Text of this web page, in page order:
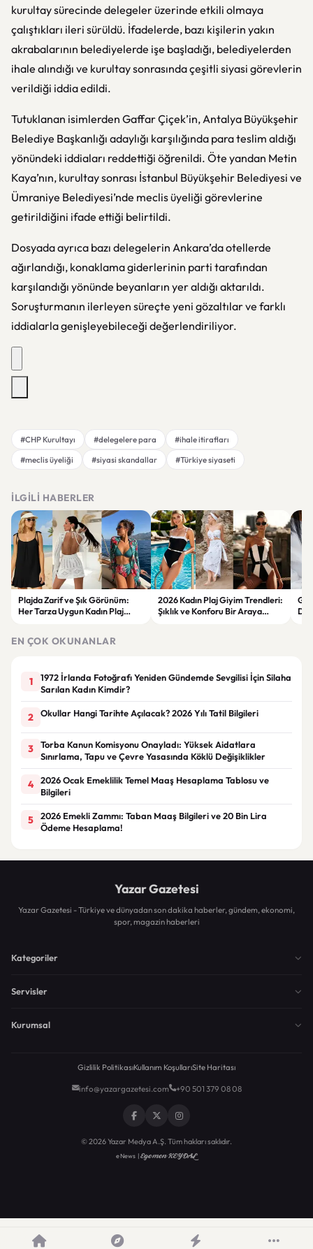
kurultay sürecinde delegeler üzerinde etkili olmaya
çalıştıkları ileri sürüldü. İfadelerde, bazı kişilerin yakın
akrabalarının belediyelerde işe başladığı, belediyelerden
ihale alındığı ve kurultay sonrasında çeşitli siyasi görevlerin
verildiği iddia edildi.
Tutuklanan isimlerden Gaffar Çiçek’in, Antalya Büyükşehir
Belediye Başkanlığı adaylığı karşılığında para teslim aldığı
yönündeki iddiaları reddettiği öğrenildi. Öte yandan Metin
Kaya’nın, kurultay sonrası İstanbul Büyükşehir Belediyesi ve
Ümraniye Belediyesi’nde meclis üyeliği görevlerine
getirildiğini ifade ettiği belirtildi.
Dosyada ayrıca bazı delegelerin Ankara’da otellerde
ağırlandığı, konaklama giderlerinin parti tarafından
karşılandığı yönünde beyanların yer aldığı aktarıldı.
Soruşturmanın ilerleyen süreçte yeni gözaltılar ve farklı
iddialarla genişleyebileceği değerlendiriliyor.
#CHP Kurultayı #delegelere para
#ihale itirafları
#meclis üyeliği
#siyasi skandallar #Türkiye siyaseti
İLGILI HABERLER
Plajda Zarif ve Şık Görünüm:
Her Tarza Uygun Kadın Plaj
2026 Kadın Plaj Giyim Trendleri:
Şıklık ve Konforu Bir Araya
EN ÇOK OKUNANLAR
1
1972 İrlanda Fotoğrafı Yeniden Gündemde Sevgilisi İçin Silaha
Sarılan Kadın Kimdir?
2 Okullar Hangi Tarihte Açılacak? 2026 Yılı Tatil Bilgileri
3
Torba Kanun Komisyonu Onayladı: Yüksek Aidatlara
Sınırlama, Tapu ve Çevre Yasasında Köklü Değişiklikler
4
2026 Ocak Emeklilik Temel Maaş Hesaplama Tablosu ve
Bilgileri
5
2026 Emekli Zammı: Taban Maaş Bilgileri ve 20 Bin Lira
Ödeme Hesaplama!
Yazar Gazetesi
Yazar Gazetesi - Türkiye ve dünyadan son dakika haberler, gündem, ekonomi,
spor, magazin haberleri
Kategoriler
Servisler
Kurumsal
Gizlilik PolitikasıKullanım KoşullarıSite Haritası
info@yazargazetesi.com +90 501 379 08 08
© 2026 Yazar Medya A.Ş. Tüm hakları saklıdır.
eNews |Egemen KEYDAL